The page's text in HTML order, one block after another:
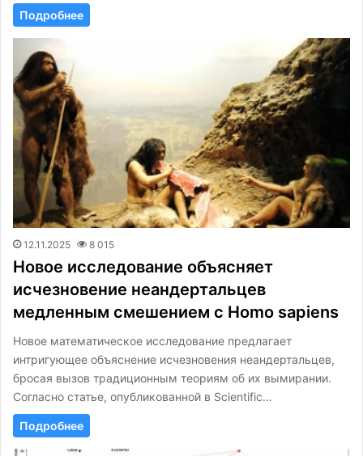
Подробнее
12.11.2025 8 015
Новое исследование объясняет
исчезновение неандертальцев
медленным смешением с Homo sapiens
Новое математическое исследование предлагает
интригующее объяснение исчезновения неандертальцев,
бросая вызов традиционным теориям об их вымирании.
Согласно статье, опубликованной в Scientific…
Подробнее